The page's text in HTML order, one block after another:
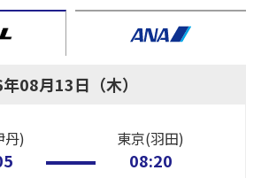
08月13日（木）
丹) 東京(羽田)
08:20